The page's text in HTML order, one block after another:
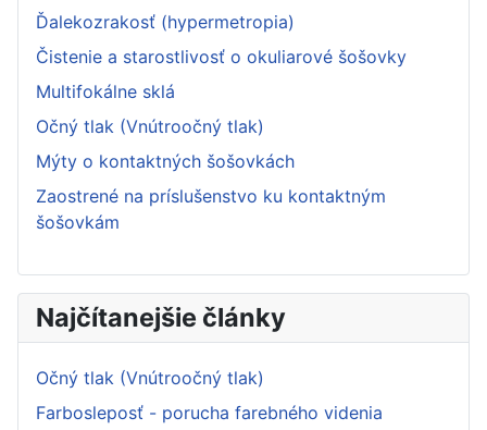
Ďalekozrakosť (hypermetropia)
Čistenie a starostlivosť o okuliarové šošovky
Multifokálne sklá
Očný tlak (Vnútroočný tlak)
Mýty o kontaktných šošovkách
Zaostrené na príslušenstvo ku kontaktným
šošovkám
Najčítanejšie články
Očný tlak (Vnútroočný tlak)
Farbosleposť - porucha farebného videnia